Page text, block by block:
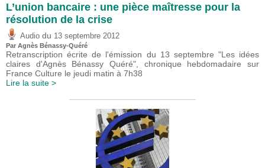
L’union bancaire : une pièce maîtresse pour la
résolution de la crise
Audio du 13 septembre 2012
Par Agnès Bénassy-Quéré
Retranscription écrite de l'émission du 13 septembre "Les idées
claires d'Agnès Bénassy Quéré", chronique hebdomadaire sur
France Culture le jeudi matin à 7h38
Lire la suite >